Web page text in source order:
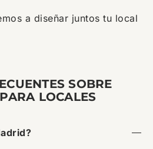
a diseñar juntos tu local
SOBRE
LOCALES